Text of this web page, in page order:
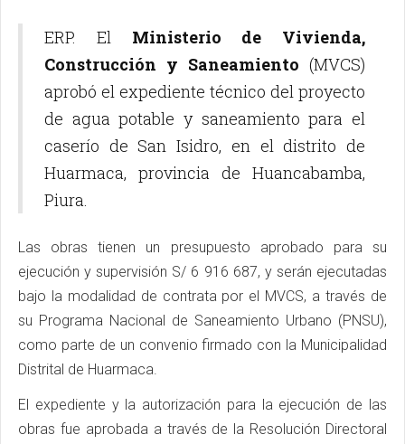
ERP. El Ministerio de Vivienda,
Construcción y Saneamiento (MVCS)
aprobó el expediente técnico del proyecto
de agua potable y saneamiento para el
caserío de San Isidro, en el distrito de
Huarmaca, provincia de Huancabamba,
Piura.
Las obras tienen un presupuesto aprobado para su
ejecución y supervisión S/ 6 916 687, y serán ejecutadas
bajo la modalidad de contrata por el MVCS, a través de
su Programa Nacional de Saneamiento Urbano (PNSU),
como parte de un convenio firmado con la Municipalidad
Distrital de Huarmaca.
El expediente y la autorización para la ejecución de las
obras fue aprobada a través de la Resolución Directoral